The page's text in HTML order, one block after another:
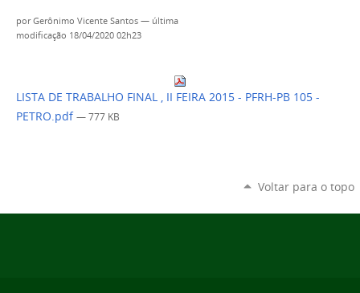
porGerônimo Vicente Santos — última
modificação 18/04/2020 02h23
LISTA DE TRABALHO FINAL , II FEIRA 2015 - PFRH-PB 105 -
PETRO.pdf — 777 KB
Voltar para o topo